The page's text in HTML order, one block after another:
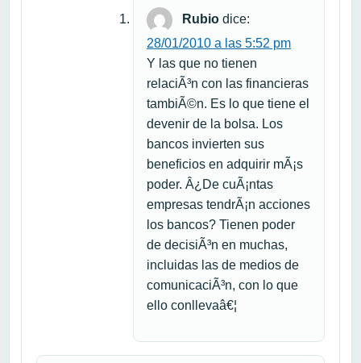
Rubio dice:
28/01/2010 a las 5:52 pm
Y las que no tienen
relaciÃ³n con las financieras
tambiÃ©n. Es lo que tiene el
devenir de la bolsa. Los
bancos invierten sus
beneficios en adquirir mÃ¡s
poder. Â¿De cuÃ¡ntas
empresas tendrÃ¡n acciones
los bancos? Tienen poder
de decisiÃ³n en muchas,
incluidas las de medios de
comunicaciÃ³n, con lo que
ello conllevaâ€¦